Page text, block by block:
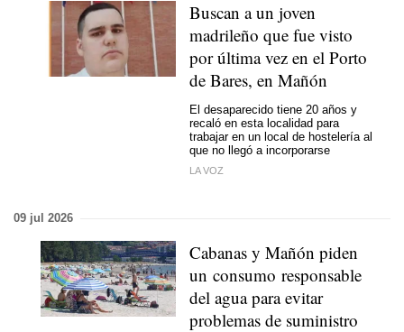
Buscan a un joven
madrileño que fue visto
por última vez en el Porto
de Bares, en Mañón
El desaparecido tiene 20 años y
recaló en esta localidad para
trabajar en un local de hostelería al
que no llegó a incorporarse
LA VOZ
09 jul 2026
Cabanas y Mañón piden
un consumo responsable
del agua para evitar
problemas de suministro